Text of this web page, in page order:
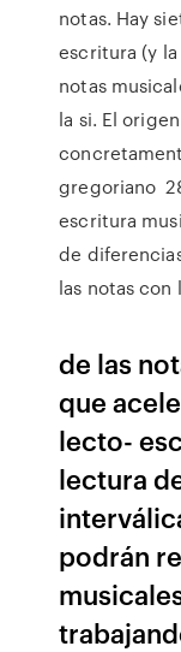
notas. Hay
escritura (y
notas
la si. El
gregoriano
escritura
de
las notas con
de las
que
lecto-
lectura
podrán